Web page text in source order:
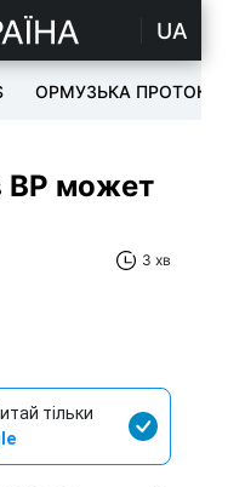
UA
ОРМУЗЬКА ПРОТОКА
ВР может
3 хв
тільки